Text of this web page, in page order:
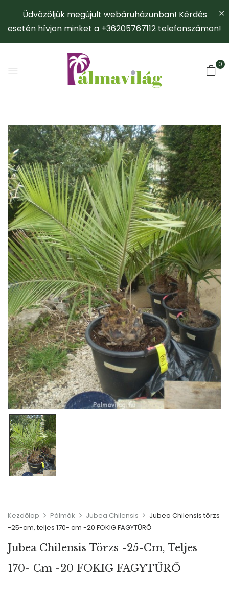
Üdvözöljük megújult webáruházunban! Kérdés
esetén hívjon minket a +36205767112 telefonszámon!
0
Kezdőlap Pálmák Jubea Chilensis
Jubea Chilensis törzs
-25-cm, teljes 170- cm -20 FOKIG FAGYTŰRŐ
Jubea Chilensis Törzs -25-Cm, Teljes
170- Cm -20 FOKIG FAGYTŰRŐ